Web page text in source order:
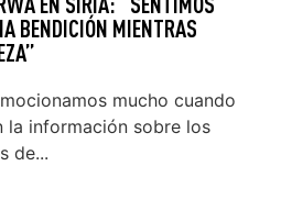
BENDICIÓN MIENTRAS
mucho cuando
la información sobre los
de...